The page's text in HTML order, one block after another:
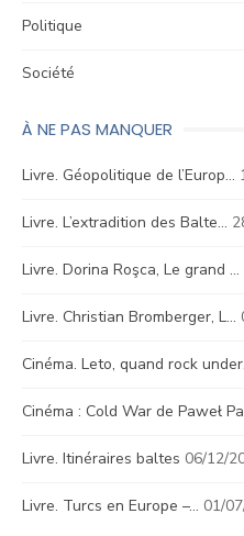
Politique
Société
À NE PAS MANQUER
Livre. Géopolitique de l’Europ…
Livre. L’extradition des Balte…
Livre. Dorina Roşca, Le grand …
Livre. Christian Bromberger, L…
Cinéma. Leto, quand rock
Cinéma : Cold War de Paweł
Livre. Itinéraires baltes 06/12/
Livre. Turcs en Europe –… 01/